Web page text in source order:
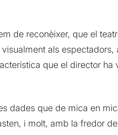
de reconèixer, que el
als espectadors,
que el director ha
dades que de mica en
i molt, amb la fredor